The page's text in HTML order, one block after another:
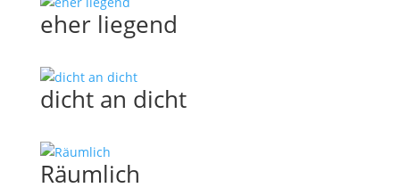
eher liegend
dicht an dicht
Räumlich